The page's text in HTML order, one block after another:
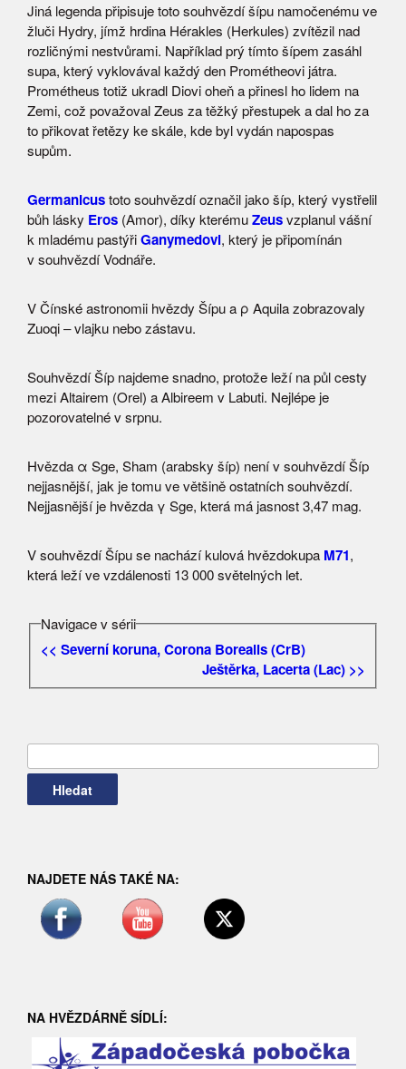
Jiná legenda připisuje toto souhvězdí šípu namočenému ve
žluči Hydry, jímž hrdina Hérakles (Herkules) zvítězil nad
rozličnými nestvůrami. Například prý tímto šípem zasáhl
supa, který vyklovával každý den Prométheovi játra.
Prométheus totiž ukradl Diovi oheň a přinesl ho lidem na
Zemi, což považoval Zeus za těžký přestupek a dal ho za
to přikovat řetězy ke skále, kde byl vydán napospas
supům.
Germanicustoto souhvězdí označil jako šíp, který vystřelil
bůh lásky Eros (Amor), díky kterémuZeusvzplanul vášní
k mladému pastýřiGanymedovi, který je připomínán
v souhvězdí Vodnáře.
V Čínské astronomii hvězdy Šípu a ρ Aquila zobrazovaly
Zuoqi – vlajku nebo zástavu.
Souhvězdí Šíp najdeme snadno, protože leží na půl cesty
mezi Altairem (Orel) a Albireem v Labuti. Nejlépe je
pozorovatelné v srpnu.
Hvězda α Sge, Sham (arabsky šíp) není v souhvězdí Šíp
nejjasnější, jak je tomu ve většině ostatních souhvězdí.
Nejjasnější je hvězda γ Sge, která má jasnost 3,47 mag.
V souhvězdí Šípu se nachází kulová hvězdokupa M71,
která leží ve vzdálenosti 13 000 světelných let.
Navigace v sérii
<< Severní koruna, Corona Borealis (CrB)
Ještěrka, Lacerta (Lac) >>
NAJDETE NÁS TAKÉ NA:
NA HVĚZDÁRNĚ SÍDLÍ: